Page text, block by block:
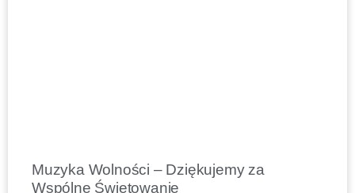
Muzyka Wolności – Dziękujemy za
Wspólne Świętowanie